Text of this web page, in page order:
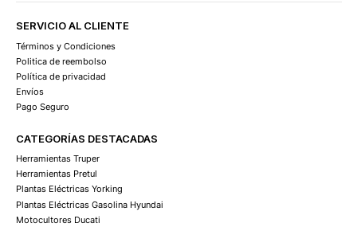
SERVICIO AL CLIENTE
Términos y Condiciones
Politica de reembolso
Política de privacidad
Envíos
Pago Seguro
CATEGORÍAS DESTACADAS
Herramientas Truper
Herramientas Pretul
Plantas Eléctricas Yorking
Plantas Eléctricas Gasolina Hyundai
Motocultores Ducati